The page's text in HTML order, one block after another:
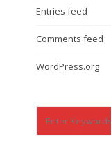
Entries feed
Comments feed
WordPress.org